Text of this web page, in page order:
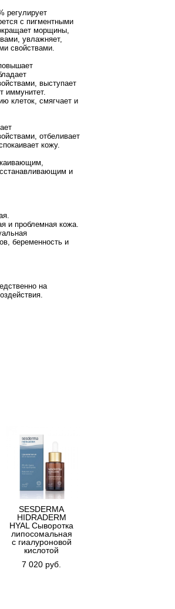
регулирует
с пигментными
морщины,
увлажняет,
свойствами.
выступает
иммунитет.
клеток, смягчает и
отбеливает
кожу.
и
и проблемная кожа.
беременность и
на
SESDERMA
HIDRADERM
HYAL Сыворотка
липосомальная
с гиалуроновой
кислотой
7 020 pуб.